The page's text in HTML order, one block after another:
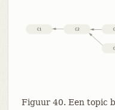
Figuur 40. Een topic